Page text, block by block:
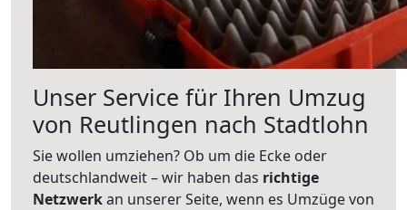
Unser Service für Ihren Umzug
von Reutlingen nach Stadtlohn
Sie wollen umziehen? Ob um die Ecke oder
deutschlandweit – wir haben das richtige
Netzwerkan unserer Seite, wenn es Umzüge von